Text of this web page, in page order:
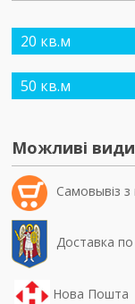
20 кв.м
50 кв.м
Можливі
Самовывiз з
Доставка
Нова Пошта